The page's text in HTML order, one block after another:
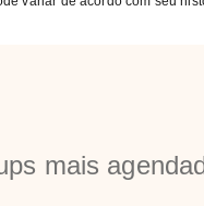
mais